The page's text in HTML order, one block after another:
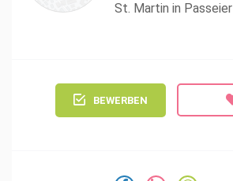
St. Martin in Passeier
BEWERBEN